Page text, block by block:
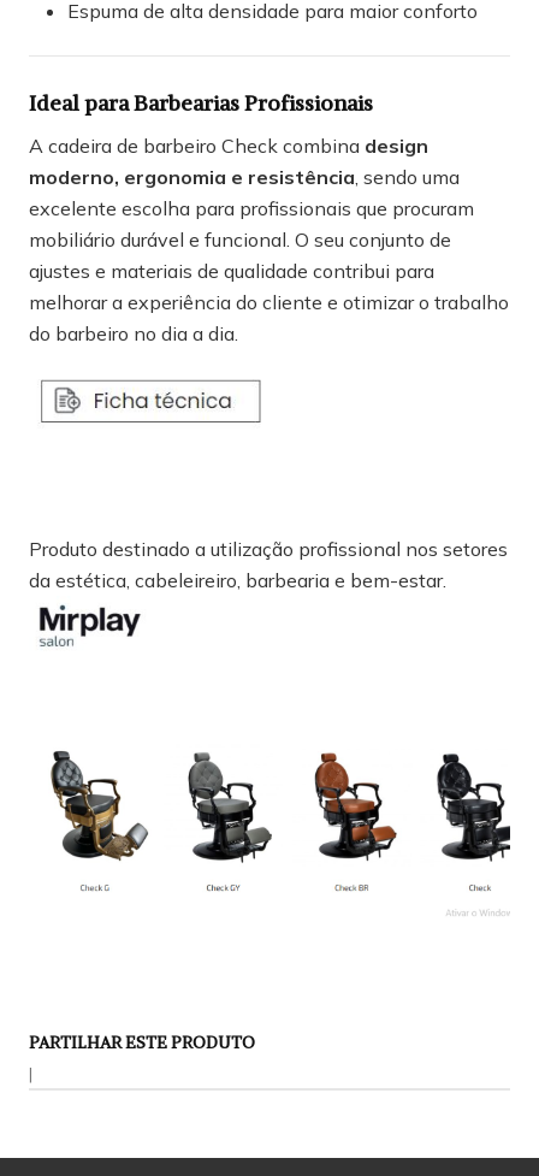
Espuma de alta densidade para maior conforto
Ideal para Barbearias Profissionais
A cadeira de barbeiro Check combina design
moderno, ergonomia e resistência, sendo uma
excelente escolha para profissionais que procuram
mobiliário durável e funcional. O seu conjunto de
ajustes e materiais de qualidade contribui para
melhorar a experiência do cliente e otimizar o trabalho
do barbeiro no dia a dia.
Produto destinado a utilização profissional nos setores
da estética, cabeleireiro, barbearia e bem-estar.
PARTILHAR ESTE PRODUTO
|